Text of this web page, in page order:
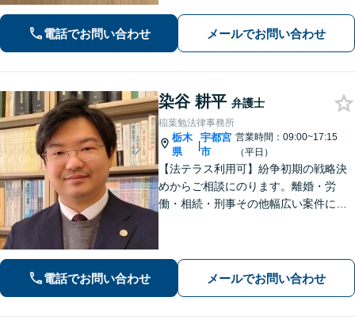
観点から解決策をご提案してまいりま
す。【休日・夜間対応】
電話でお問い合わせ メールでお問い合わせ
染谷 耕平 弁護士
稲葉勉法律事務所
栃木
県
|
宇都宮
市
営業時間：09:00~17:15
（平日）
【法テラス利用可】紛争初期の戦略決
めからご相談にのります。離婚・労
働・相続・刑事その他幅広い案件につ
電話でお問い合わせ メールでお問い合わせ